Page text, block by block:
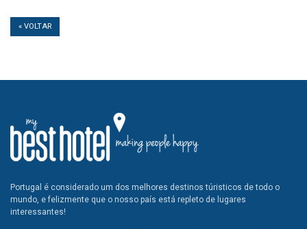
« VOLTAR
Portugal é considerado um dos melhores destinos túristicos de todo o
mundo, e felizmente que o nosso país está repleto de lugares
interessantes!